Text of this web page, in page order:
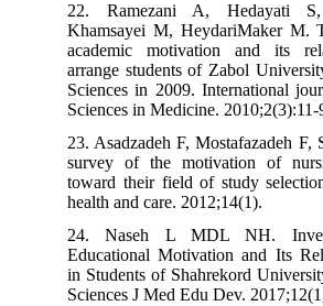
22. Ramezani A, Hedayati
Khamsayei M, HeydariMaker
academic motivation and its
arrange students of Zabol
Sciences in 2009. International
Sciences in Medicine.
23. Asadzadeh F, Mostafazadeh
survey of the motivation of
toward their field of study
health and care. 2012;14(1).
24. Naseh L MDL NH.
Educational Motivation and Its
in Students of Shahrekord
Sciences J Med Edu Dev.